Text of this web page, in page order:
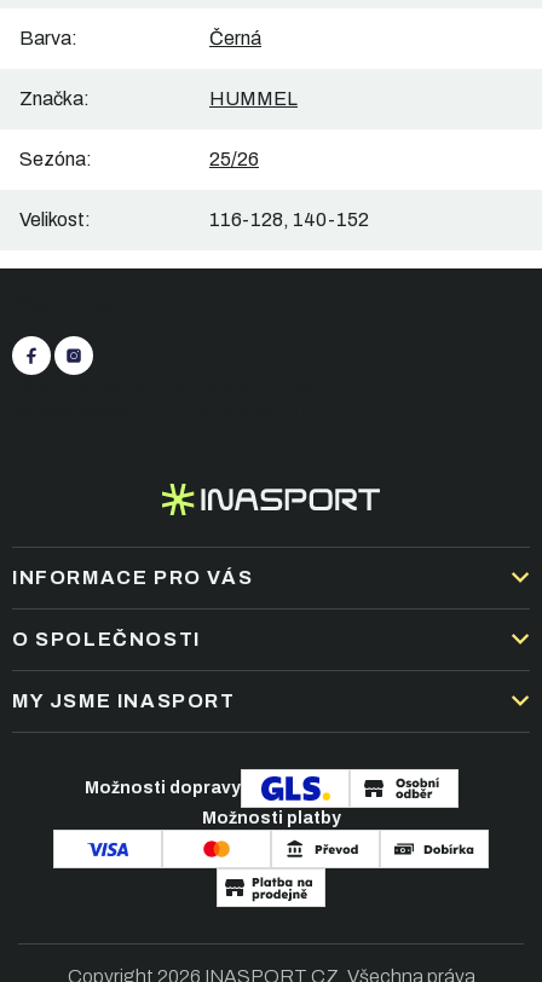
Barva: Černá
Značka: HUMMEL
Sezóna: 25/26
Velikost: 116-128, 140-152
a
INFORMACE PRO VÁS
DOPRAVA A PLATBA
OBCHODNÍ PODMÍNKY
REKLAMACE A VRÁCENÍ ZBOŽÍ
PODMÍNKY AKCÍ
O SPOLEČNOSTI
KARIÉRA
NEJČASTĚJŠÍ OTÁZKY
MY JSME INASPORT
ČLÁNKY A NOVINKY
KONTAKT
Možnosti dopravy
Možnosti platby
Copyright 2026 INASPORT.CZ . Všechna práva